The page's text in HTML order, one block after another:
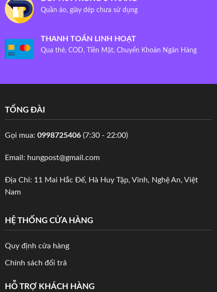
Quần áo, giày dép chưa sử dụng
THANH TOÁN LINH HOẠT
Qua thẻ, COD, Tiền Mặt, Chuyển Khoản Ngân Hàng
TỔNG ĐÀI
Gọi mua: 0998725406(7:30 - 22:00)
Email: hungpost@gmail.com
Địa Chỉ: 11 Mai Hắc Đế, Hà Huy Tập, Vinh, Nghệ An, Việt
Nam
HỆ THỐNG CỬA HÀNG
Quy định cửa hàng
Chính sách đổi trả
HỖ TRỢ KHÁCH HÀNG